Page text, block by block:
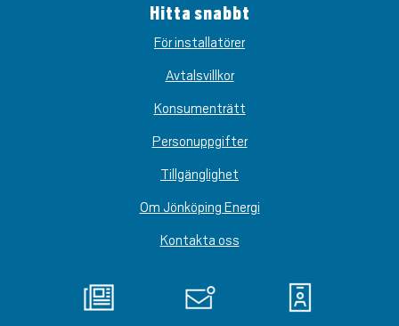
Hitta snabbt
För installatörer
Avtalsvillkor
Konsumenträtt
Personuppgifter
Tillgänglighet
Om Jönköping Energi
Kontakta oss